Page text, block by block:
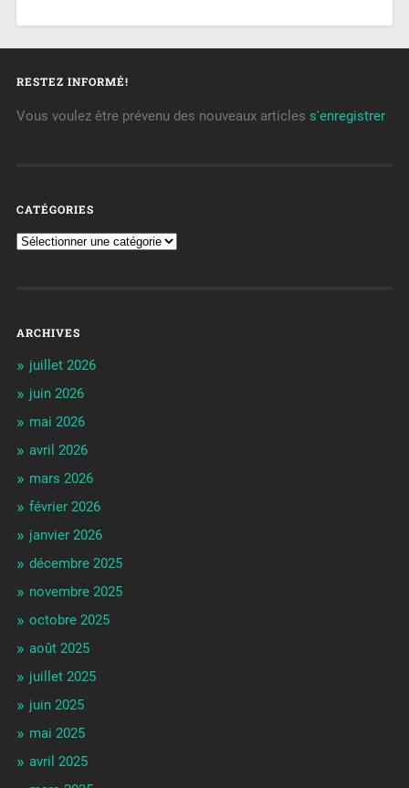
RESTEZ INFORMÉ!
Vous voulez être prévenu des nouveaux articles s'enregistrer
CATÉGORIES
ARCHIVES
juillet 2026
juin 2026
mai 2026
avril 2026
mars 2026
février 2026
janvier 2026
décembre 2025
novembre 2025
octobre 2025
août 2025
juillet 2025
juin 2025
mai 2025
avril 2025